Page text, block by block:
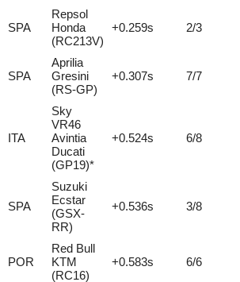
SPA
Repsol
Honda
(RC213V)
+0.259s 2/3
SPA
Aprilia
Gresini
(RS-GP)
+0.307s 7/7
ITA
Sky
VR46
Avintia
Ducati
(GP19)*
+0.524s 6/8
SPA
Suzuki
Ecstar
(GSX-
RR)
+0.536s 3/8
POR
Red Bull
KTM
(RC16)
+0.583s 6/6